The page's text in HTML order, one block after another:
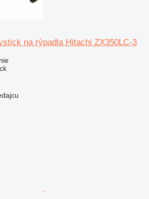
na rýpadla Hitachi ZX350LC-3